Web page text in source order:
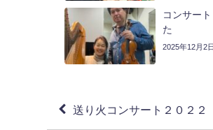
コンサー
た
2025年12月2日
送り火コンサート２０２２